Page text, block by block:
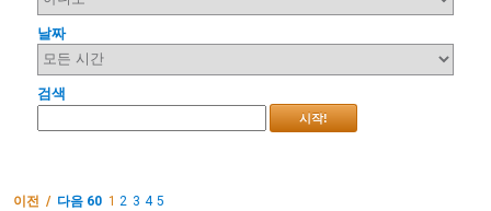
날짜
검색
시작!
이전 / 다음 60 1 2 3 4 5